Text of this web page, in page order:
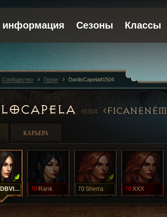
#1504 FICANENÉM
КАРЬЕРА
KBDBVIUD 70 Rank 70Sherra 70XXX
Сообщество Герои DaniloCapela#1504